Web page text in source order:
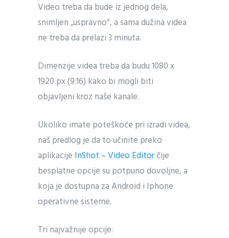
Video treba da bude iz jednog dela,
snimljen „uspravno“, a sama dužina videa
ne treba da prelazi 3 minuta.
Dimenzije videa treba da budu 1080 x
1920 px (9:16) kako bi mogli biti
objavljeni kroz naše kanale.
Ukoliko imate poteškoće pri izradi videa,
naš predlog je da to učinite preko
aplikacije InShot – Video Editorčije
besplatne opcije su potpuno dovoljne, a
koja je dostupna za Android i Iphone
operativne sisteme.
Tri najvažnije opcije: